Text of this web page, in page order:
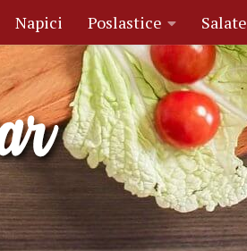
Napici Poslastice Salate